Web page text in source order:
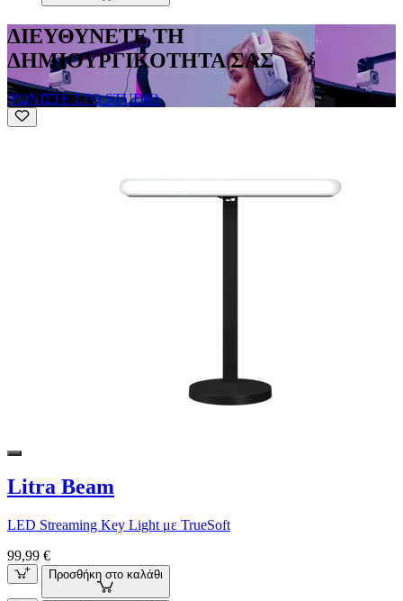
ΔΙΕΥΘΥΝΕΤΕ ΤΗ
ΔΗΜΙΟΥΡΓΙΚΟΤΗΤΑ ΣΑΣ
ΨΩΝΙΣΤΕ ΣΤΟ STUDIO
Litra Beam
LED Streaming Key Light με TrueSoft
99,99 €
Προσθήκη στο καλάθι